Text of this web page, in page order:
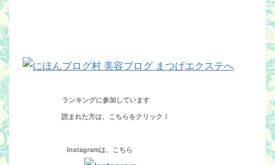
ランキングに参加しています
読まれた方は、こちらをクリック！
Instagramは、こちら